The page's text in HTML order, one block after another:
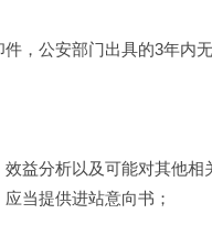
公安部门出具的3年内
分析以及可能对其他相
当提供进站意向书；